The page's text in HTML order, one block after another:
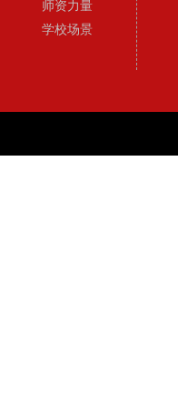
师资力量
学校场景